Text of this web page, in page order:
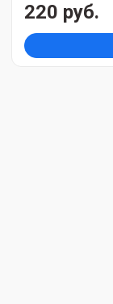
220 руб.